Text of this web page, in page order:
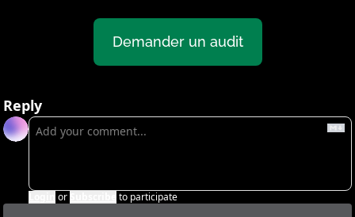
Demander un audit
Reply
or to participate